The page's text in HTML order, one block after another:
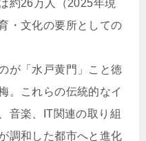
約26万人（2025年現
・文化の要所としての
が「水戸黄門」こと徳
。これらの伝統的なイ
音楽、IT関連の取り組
調和した都市へと進化